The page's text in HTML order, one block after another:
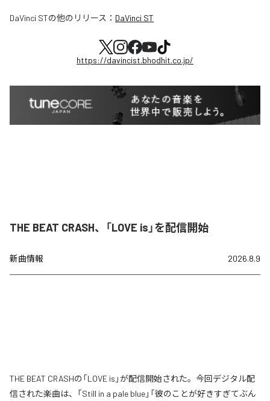
DaVinci STの他のリリース： DaVinci ST
https://davincist.bhodhit.co.jp/
THE BEAT CRASH、「LOVE is」を配信開始
新曲情報 2026.8.9
THE BEAT CRASHの「LOVE is」が配信開始された。今回デジタル配
信された楽曲は、「Still in a pale blue」「彼のことが好きすぎてぶん